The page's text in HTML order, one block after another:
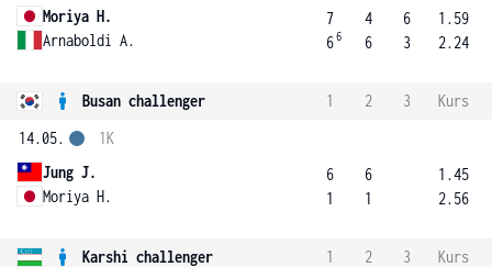
Moriya H.
Arnaboldi A.
7
66
4
6
6
3
1.59
2.24
Busan challenger 1 2 3
Kurs
14.05.
Jung J.
Moriya H.
1K
6
1
6
1
1.45
2.56
Karshi challenger 1 2 3
Kurs